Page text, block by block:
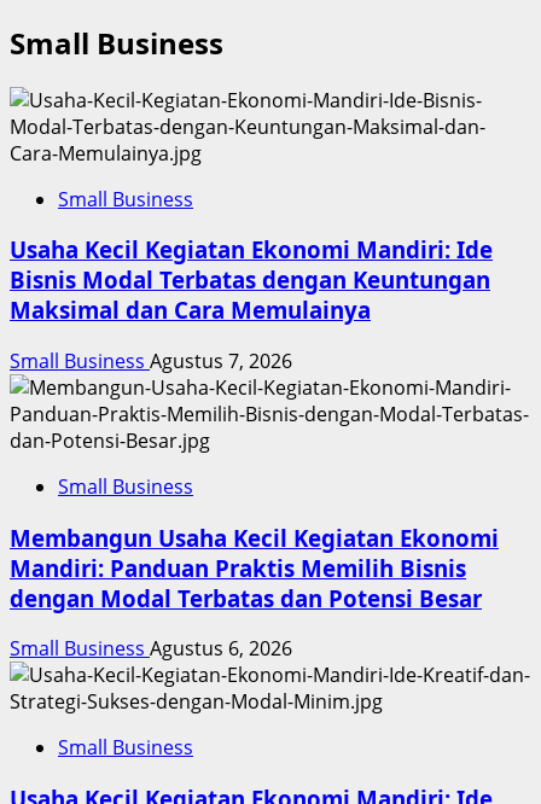
Small Business
Small Business
Usaha Kecil Kegiatan Ekonomi Mandiri: Ide
Bisnis Modal Terbatas dengan Keuntungan
Maksimal dan Cara Memulainya
Small Business Agustus 7, 2026
Small Business
Membangun Usaha Kecil Kegiatan Ekonomi
Mandiri: Panduan Praktis Memilih Bisnis
dengan Modal Terbatas dan Potensi Besar
Small Business Agustus 6, 2026
Small Business